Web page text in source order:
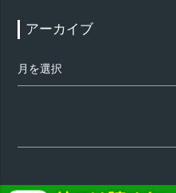
アーカイブ
ー
索: